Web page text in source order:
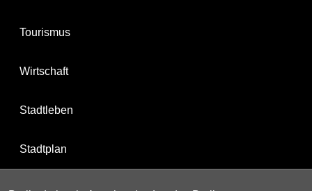
Tourismus
Wirtschaft
Stadtleben
Stadtplan